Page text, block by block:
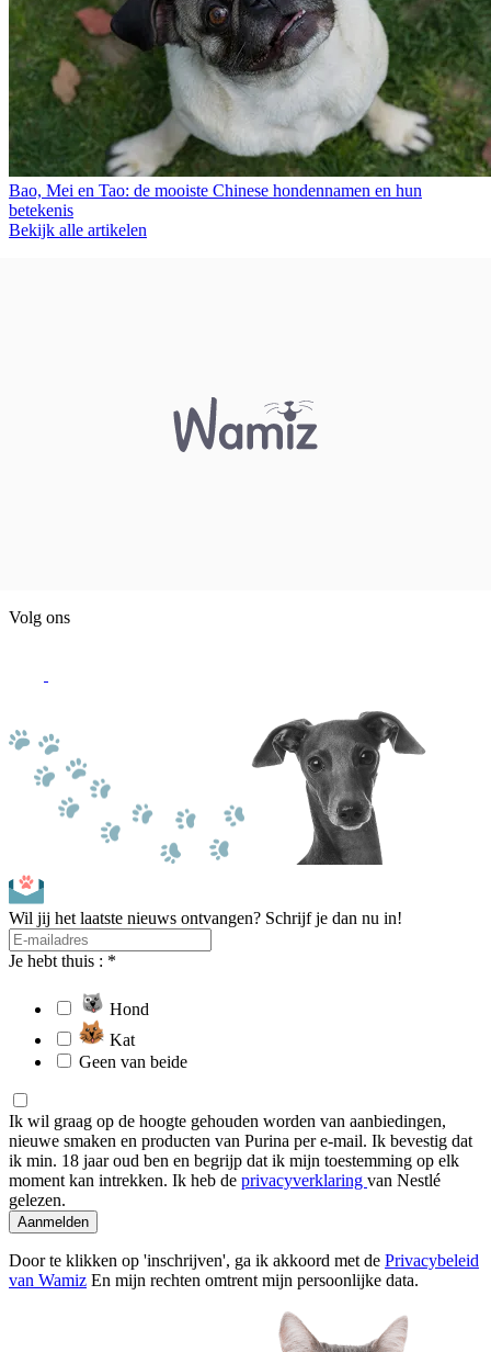
Bao, Mei en Tao: de mooiste Chinese hondennamen en hun
betekenis
Bekijk alle artikelen
Volg ons
Wil jij het laatste nieuws ontvangen? Schrijf je dan nu in!
Je hebt thuis : *
Hond
Kat
Geen van beide
Ik wil graag op de hoogte gehouden worden van aanbiedingen,
nieuwe smaken en producten van Purina per e-mail. Ik bevestig dat
ik min. 18 jaar oud ben en begrijp dat ik mijn toestemming op elk
moment kan intrekken. Ik heb de privacyverklaring van Nestlé
gelezen.
Aanmelden
Door te klikken op 'inschrijven', ga ik akkoord met de Privacybeleid
van Wamiz En mijn rechten omtrent mijn persoonlijke data.